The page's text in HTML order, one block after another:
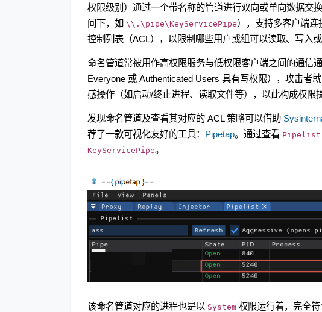
权限级别）通过一个带名称的管道进行双向或单向数据交
间下，如 \\.\pipe\KeyServicePipe），支持多客户端
控制列表（ACL），以限制哪些用户或组可以读取、写入或
命名管道常被用作高权限服务与低权限客户端之间的通信
Everyone 或 Authenticated Users 具有写权限），攻击者
感操作（如启动/终止进程、读取文件等），以此构成权限
发现命名管道及查看其对应的 ACL 策略可以借助
荐了一款可视化友好的工具： Pipetap。通过查看 Pipelist
KeyServicePipe。
该命名管道对应的进程也是以 System 权限运行着，完全符